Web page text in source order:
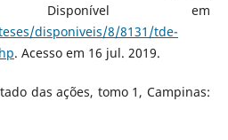
em
disponiveis/8/8131/tde-
. Acesso em 16 jul. 2019.
das ações, tomo 1, Campinas: